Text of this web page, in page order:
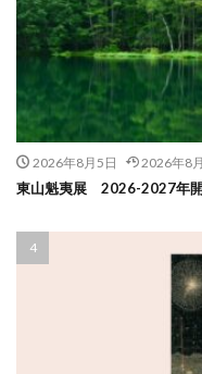
2026年8月5日 2026年8
東山魁夷展 2026-2027年